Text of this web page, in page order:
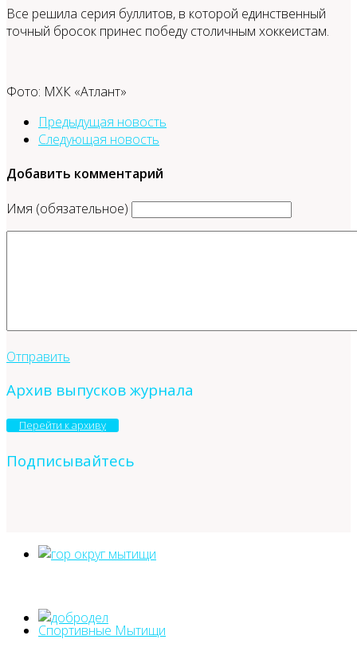
Все решила серия буллитов, в которой единственный
точный бросок принес победу столичным хоккеистам.
Фото: МХК «Атлант»
Предыдущая новость
Следующая новость
Добавить комментарий
Имя (обязательное)
Отправить
Архив выпусков журнала
Перейти к архиву
Подписывайтесь
Спортивные Мытищи